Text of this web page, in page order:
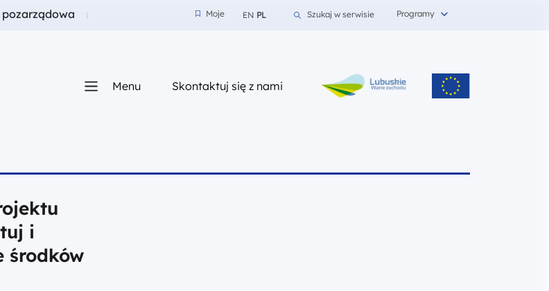
Moje
Moje EN PL Szukaj w serwisie Programy
Menu Skontaktuj się z nami
i
środków